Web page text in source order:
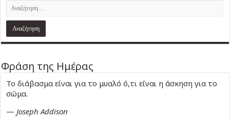
Φράση της Ημέρας
Το διάβασμα είναι για το μυαλό ό,τι είναι η άσκηση για το
σώμα.
—Joseph Addison